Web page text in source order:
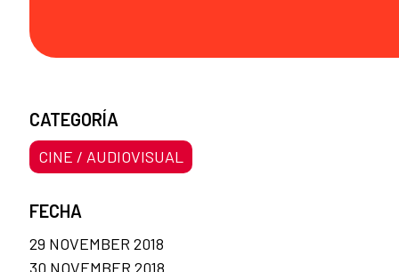
CATEGORÍA
CINE / AUDIOVISUAL
FECHA
29 NOVEMBER 2018
30 NOVEMBER 2018